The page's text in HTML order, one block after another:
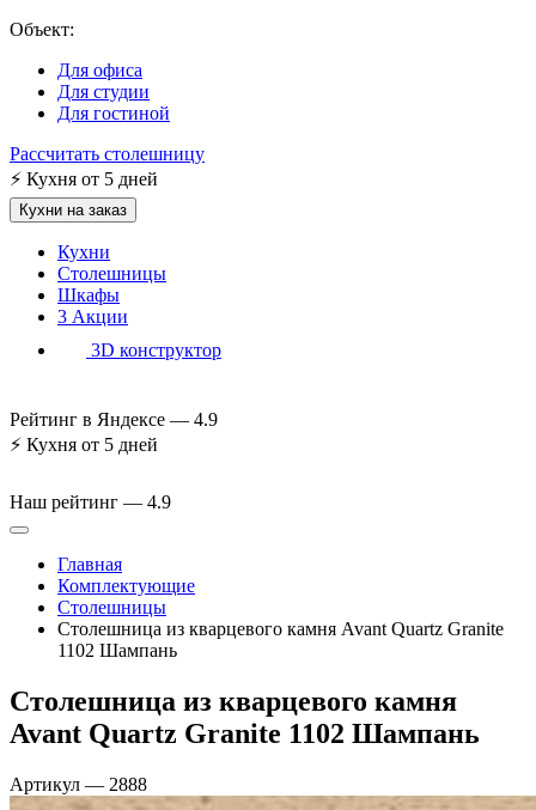
Объект:
Для офиса
Для студии
Для гостиной
Рассчитать столешницу
⚡ Кухня от 5 дней
Кухни на заказ
Кухни
Столешницы
Шкафы
3 Акции
3D конструктор
Рейтинг в Яндексе — 4.9
⚡ Кухня от 5 дней
Наш рейтинг — 4.9
Главная
Комплектующие
Столешницы
Столешница из кварцевого камня Avant Quartz Granite
1102 Шампань
Столешница из кварцевого камня
Avant Quartz Granite 1102 Шампань
Артикул — 2888